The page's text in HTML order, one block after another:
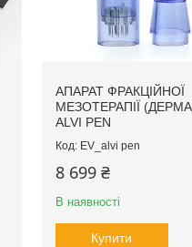
АПАРАТ ФРАКЦІЙНОЇ
МЕЗОТЕРАПІЇ
ALVI PEN
EV_alvi pen
8 699 ₴
В наявності
Купити